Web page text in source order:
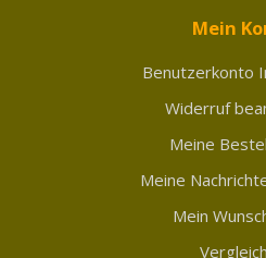
Mein
Benutzerkonto
Widerruf
Meine
Meine
Mein